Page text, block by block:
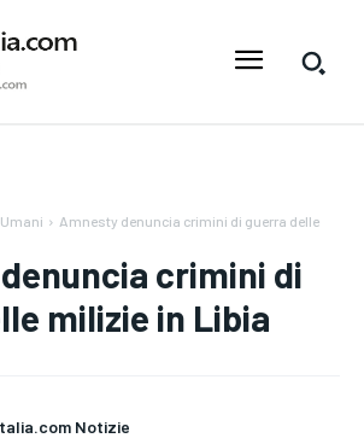
Amnesty denuncia crimini di guerra delle
crimini di
milizie in Libia
Notizie